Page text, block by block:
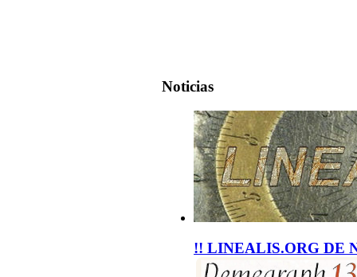
Noticias
!! LINEALIS.ORG DE